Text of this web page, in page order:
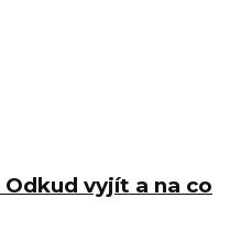
vyjít a na co